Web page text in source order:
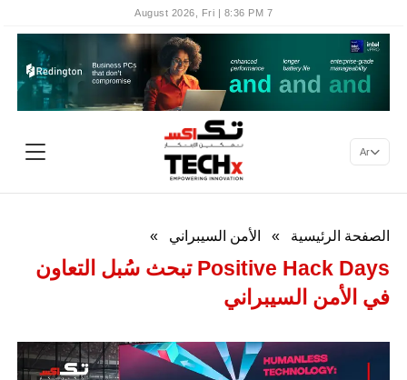
7 August 2026, Fri | 8:36 PM
Ar
الصفحة الرئيسية » الأمن السيبراني »
Positive Hack Days تبحث سُبل التعاون
في الأمن السيبراني